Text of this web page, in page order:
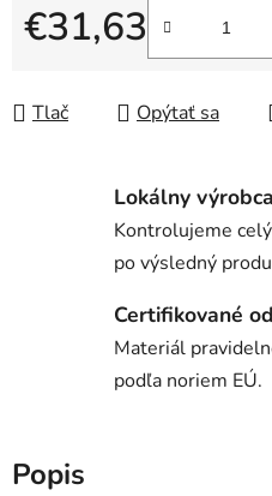
€31,63
Jednotková cena:
Tlač Opýtať sa
Lokálny výrobca
Kontrolujeme
po výsledný
Certifikované
Materiál
podľa noriem EÚ.
Popis